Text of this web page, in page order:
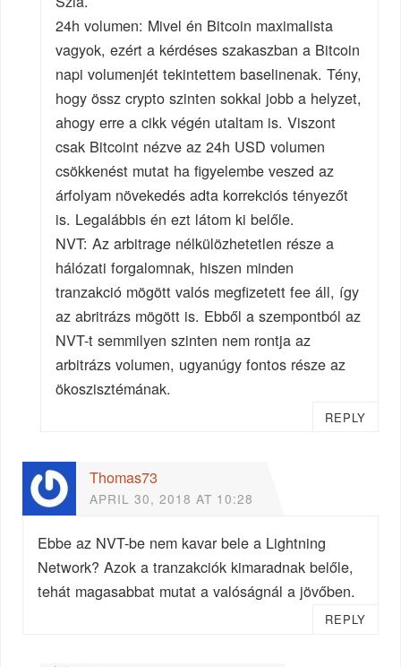
24h volumen: Mivel én Bitcoin maximalista
vagyok, ezért a kérdéses szakaszban a Bitcoin
napi volumenjét tekintettem baselinenak. Tény,
hogy össz crypto szinten sokkal jobb a helyzet,
ahogy erre a cikk végén utaltam is. Viszont
csak Bitcoint nézve az 24h USD volumen
csökkenést mutat ha figyelembe veszed az
árfolyam növekedés adta korrekciós tényezőt
is. Legalábbis én ezt látom ki belőle.
NVT: Az arbitrage nélkülözhetetlen része a
hálózati forgalomnak, hiszen minden
tranzakció mögött valós megfizetett fee áll, így
az abritrázs mögött is. Ebből a szempontból az
NVT-t semmilyen szinten nem rontja az
arbitrázs volumen, ugyanúgy fontos része az
ökoszisztémának.
REPLY
Thomas73
APRIL 30, 2018 AT 10:28
Ebbe az NVT-be nem kavar bele a Lightning
Network? Azok a tranzakciók kimaradnak belőle,
tehát magasabbat mutat a valóságnál a jövőben.
REPLY